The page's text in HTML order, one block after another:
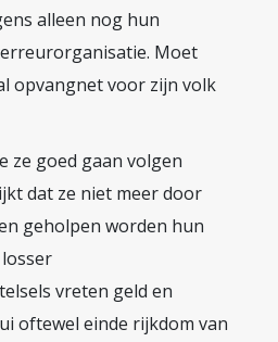
alleen nog hun
Moet
opvangnet voor zijn volk
ze goed gaan volgen
dat ze niet meer door
geholpen worden hun
vreten geld en
oftewel einde rijkdom van